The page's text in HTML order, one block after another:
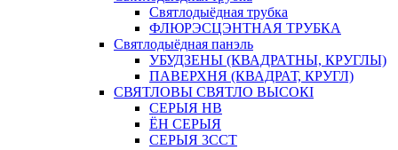
Святлодыёдная трубка
ФЛЮРЭСЦЭНТНАЯ ТРУБКА
Святлодыёдная панэль
УБУДЗЕНЫ (КВАДРАТНЫ, КРУГЛЫ)
ПАВЕРХНЯ (КВАДРАТ, КРУГЛ)
СВЯТЛОВЫ СВЯТЛО ВЫСОКІ
СЕРЫЯ HB
ЁН СЕРЫЯ
СЕРЫЯ 3CCT